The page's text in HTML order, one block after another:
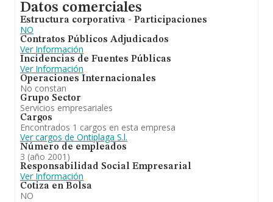
Datos comerciales
Estructura corporativa - Participaciones
NO
Contratos Públicos Adjudicados
Ver Información
Incidencias de Fuentes Públicas
Ver Información
Operaciones Internacionales
No constan
Grupo Sector
Servicios empresariales
Cargos
Encontrados 1 cargos en esta empresa
Ver cargos de Ontiplaga S.l.
Número de empleados
3 (año 2001)
Responsabilidad Social Empresarial
Ver Información
Cotiza en Bolsa
NO